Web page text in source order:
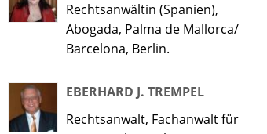
Rechtsanwältin (Spanien),
Abogada, Palma de Mallorca/
Barcelona, Berlin.
EBERHARD J. TREMPEL
Rechtsanwalt, Fachanwalt für